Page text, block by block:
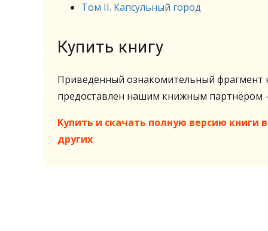
Том II. Капсульный город
Купить книгу
Приведённый ознакомительный фрагмент
предоставлен нашим книжным партнёром
Купить и скачать полную версию книги
других